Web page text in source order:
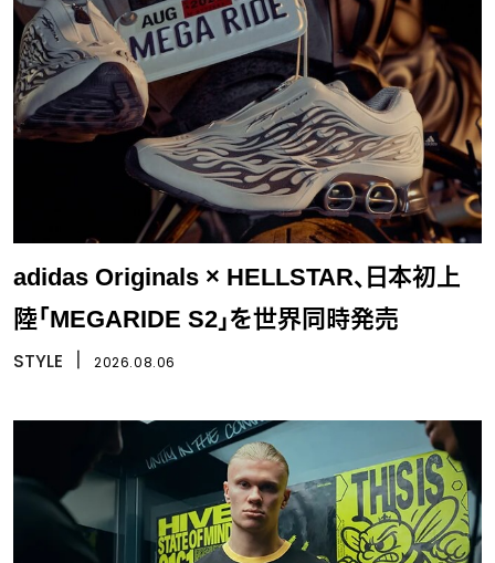
adidas Originals × HELLSTAR、日本初上
陸「MEGARIDE S2」を世界同時発売
STYLE 2026.08.06